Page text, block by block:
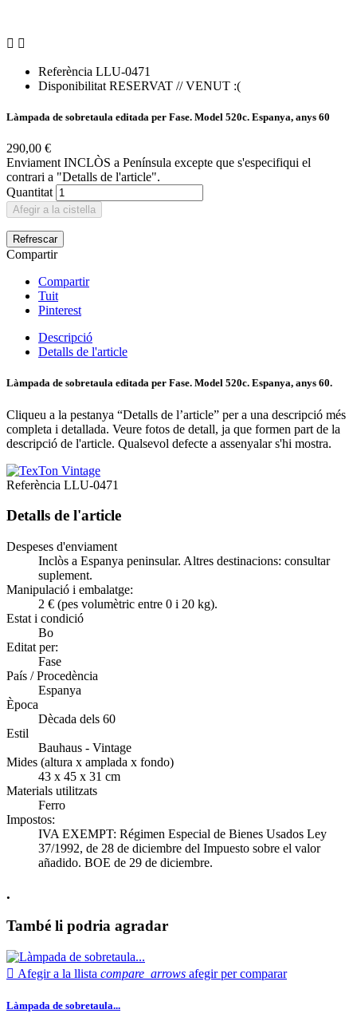
 
Referència LLU-0471
Disponibilitat RESERVAT // VENUT :(
Làmpada de sobretaula editada per Fase. Model 520c. Espanya, anys 60
290,00 €
Enviament INCLÒS a Península excepte que s'especifiqui el
contrari a "Detalls de l'article".
Quantitat
Afegir a la cistella
Compartir
Compartir
Tuit
Pinterest
Descripció
Detalls de l'article
Làmpada de sobretaula editada per Fase. Model 520c. Espanya, anys 60.
Cliqueu a la pestanya “Detalls de l’article” per a una descripció més
completa i detallada. Veure fotos de detall, ja que formen part de la
descripció de l'article. Qualsevol defecte a assenyalar s'hi mostra.
Referència LLU-0471
Detalls de l'article
Despeses d'enviament
Inclòs a Espanya peninsular. Altres destinacions: consultar
suplement.
Manipulació i embalatge:
2 € (pes volumètric entre 0 i 20 kg).
Estat i condició
Bo
Editat per:
Fase
País / Procedència
Espanya
Època
Dècada dels 60
Estil
Bauhaus - Vintage
Mides (altura x amplada x fondo)
43 x 45 x 31 cm
Materials utilitzats
Ferro
Impostos:
IVA EXEMPT: Régimen Especial de Bienes Usados Ley
37/1992, de 28 de diciembre del Impuesto sobre el valor
añadido. BOE de 29 de diciembre.
.
També li podria agradar
 Afegir a la llista compare_arrows afegir per comparar
Làmpada de sobretaula...